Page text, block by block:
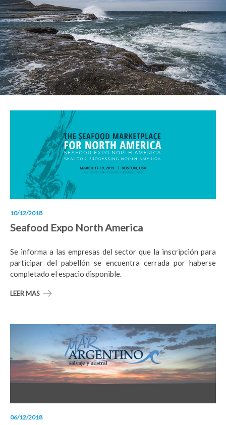
10/12/2018
Seafood Expo North America
Se informa a las empresas del sector que la inscripción para
participar del pabellón se encuentra cerrada por haberse
completado el espacio disponible.
LEER MAS
06/12/2018